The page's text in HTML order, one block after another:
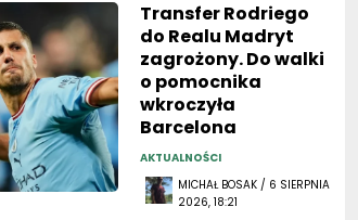
Transfer Rodriego
do Realu Madryt
zagrożony. Do walki
o pomocnika
wkroczyła
Barcelona
AKTUALNOŚCI
MICHAŁ BOSAK / 6 SIERPNIA
2026, 18:21